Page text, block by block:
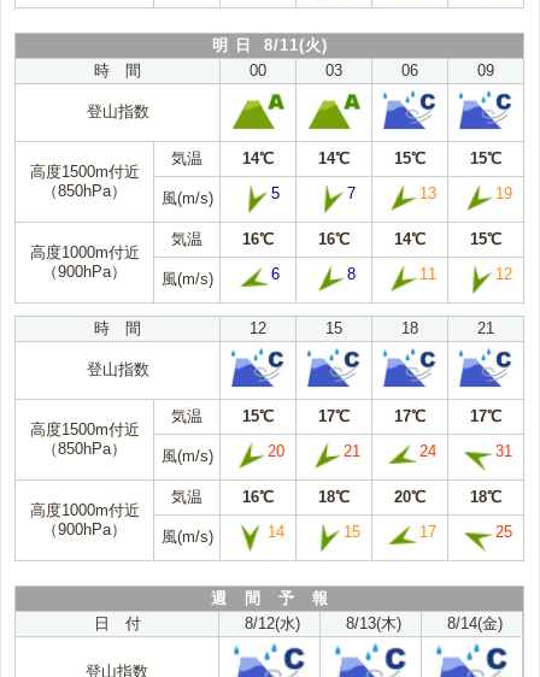
明 日 8/11(火)
時 間
00 03 06 09
登山指数
高度1500m付近
（850hPa）
気温 14℃ 14℃ 15℃ 15℃
風(m/s) 5 7 13 19
高度1000m付近
（900hPa）
気温 16℃ 16℃ 14℃ 15℃
風(m/s) 6 8 11 12
時 間 12 15 18 21
登山指数
高度1500m付近
（850hPa）
気温 15℃ 17℃ 17℃ 17℃
風(m/s) 20 21 24 31
高度1000m付近
（900hPa）
気温 16℃ 18℃ 20℃ 18℃
風(m/s) 14 15 17 25
週 間 予 報
日 付
8/12(水) 8/13(木) 8/14(金)
登山指数